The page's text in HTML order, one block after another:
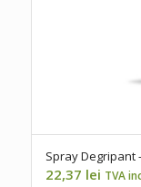
Spray Degripant
22,37 lei TVA